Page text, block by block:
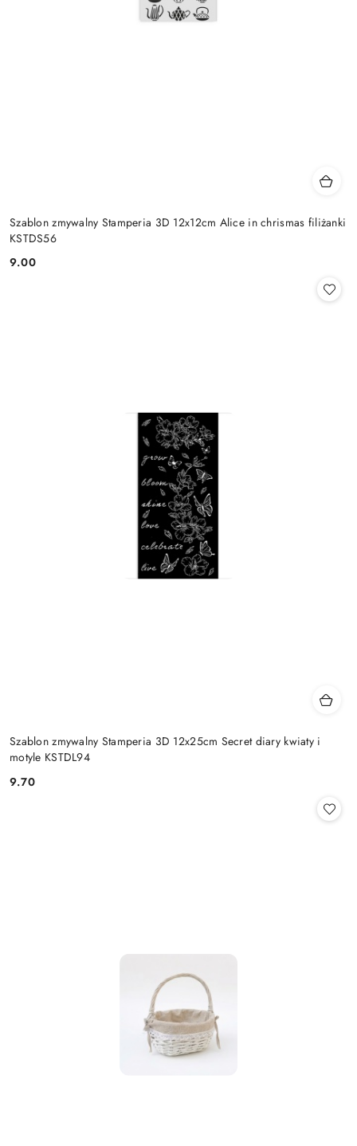
Szablon zmywalny Stamperia 3D 12x12cm Alice in chrismas filiżanki
KSTDS56
Cena:
9.00
Szablon zmywalny Stamperia 3D 12x25cm Secret diary kwiaty i
motyle KSTDL94
Cena:
9.70